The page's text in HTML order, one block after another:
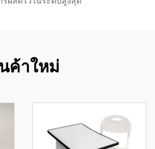
ค้าใหม่